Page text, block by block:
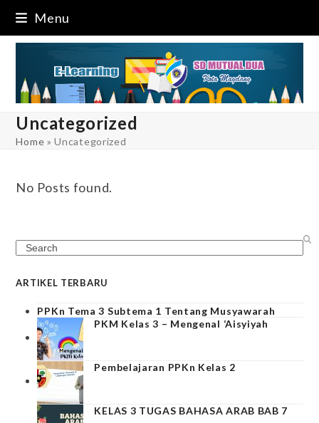
content
Menu
Uncategorized
Home »Uncategorized
No Posts found.
Search
ARTIKEL TERBARU
PPKn Tema 3 Subtema 1 Tentang Musyawarah
PKM Kelas 3 – Mengenal ‘Aisyiyah
Pembelajaran PPKn Kelas 2
KELAS 3 TUGAS BAHASA ARAB BAB 7